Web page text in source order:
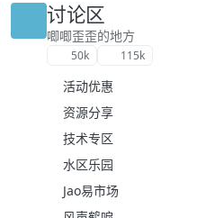
讨论区
唧唧歪歪的地方
50k 115k
活动优惠
资源分享
技术专区
水区乐园
Jao易市场